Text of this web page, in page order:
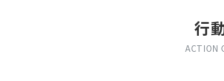
行
ACTION